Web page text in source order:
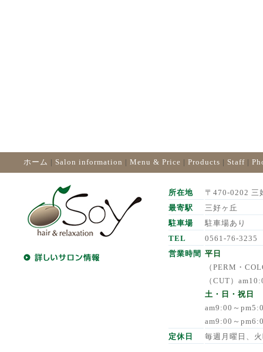
ホーム | Salon information | Menu & Price | Products | Staff |
所在地
〒470-0202 三
最寄駅
三好ヶ丘
駐車場
駐車場あり
TEL
0561-76-3235
営業時間 平日
（PERM・
（CUT）
土・日・祝日
am9:00～
am9:00～
定休日
毎週月曜日、